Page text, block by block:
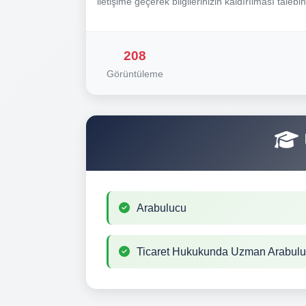
208
Görüntüleme
Arabulucu
Ticaret Hukukunda Uzman